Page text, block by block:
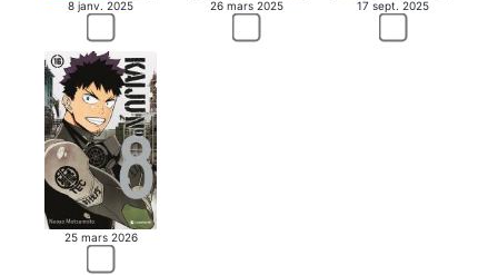
8 janv. 2025 26 mars 2025 17 sept. 2025
25 mars 2026